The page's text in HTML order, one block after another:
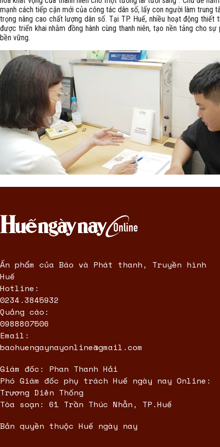
mạnh cách tiếp cận mới của công tác dân số, lấy con người làm trung
trọng nâng cao chất lượng dân số. Tại TP. Huế, nhiều hoạt động thiết
được triển khai nhằm đồng hành cùng thanh niên, tạo nền tảng cho sự
bền vững.
Ấn phẩm của Báo và Phát thanh, Truyền hình
Huế
Hotline:
0234.3845932
Quảng cáo:
0988807506
Email:
baohuengaynayonline@gmail.com
Giám đốc: Phan Thanh Hải
Phó Giám đốc phụ trách Huế ngày nay Online:
Trương Diên Thống
Tòa soạn: 61 Trần Thúc Nhẫn, TP.Huế
Bản quyền thuộc Huế ngày nay